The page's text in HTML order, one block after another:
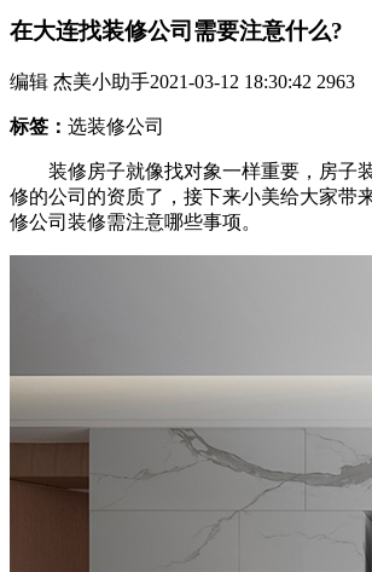
在大连找装修公司需要注意什么?
编辑 杰美小助手2021-03-12 18:30:42 2963
标签： 选装修公司
装修房子就像找对象一样重要，房子
修的公司的资质了，接下来小美给大家带
修公司装修需注意哪些事项。